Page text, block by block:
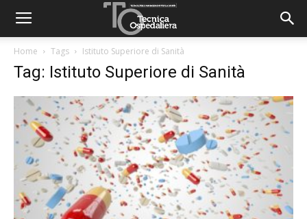
Home Tags Istituto Superiore di Sanità
Tag: Istituto Superiore di Sanità